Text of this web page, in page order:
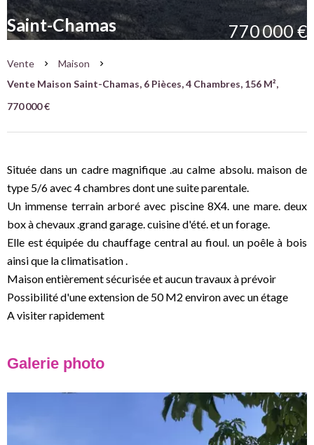
Saint-Chamas 770 000 €
Vente
Maison
Vente Maison Saint-Chamas, 6 Pièces, 4 Chambres, 156 M²,
770 000 €
Située dans un cadre magnifique .au calme absolu. maison de
type 5/6 avec 4 chambres dont une suite parentale.
Un immense terrain arboré avec piscine 8X4. une mare. deux
box à chevaux .grand garage. cuisine d'été. et un forage.
Elle est équipée du chauffage central au fioul. un poêle à bois
ainsi que la climatisation .
Maison entièrement sécurisée et aucun travaux à prévoir
Possibilité d'une extension de 50 M2 environ avec un étage
A visiter rapidement
Galerie photo